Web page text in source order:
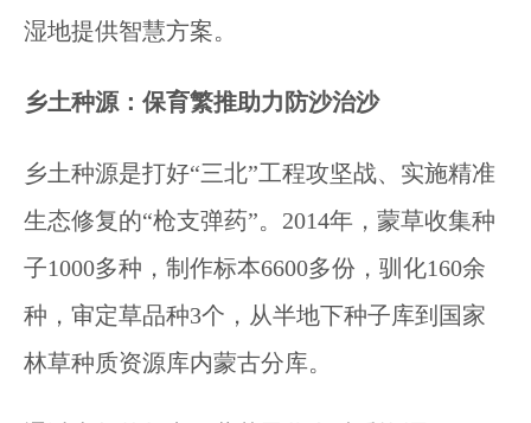
湿地提供智慧方案。
乡土种源：保育繁推助力防沙治沙
乡土种源是打好“三北”工程攻坚战、实施精准
生态修复的“枪支弹药”。2014年，蒙草收集种
子1000多种，制作标本6600多份，驯化160余
种，审定草品种3个，从半地下种子库到国家
林草种质资源库内蒙古分库。